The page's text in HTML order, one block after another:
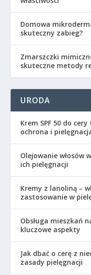
Domowa
skuteczny zabieg?
Zmarszczki
skuteczne metody
URODA
Krem SPF 50 do
ochrona i
Olejowanie włosów
ich pielęgnacji
Kremy z lanoliną –
zastosowanie w
Obsługa mieszkań
kluczowe aspekty
Jak dbać o cerę z
zasady pielęgnacji